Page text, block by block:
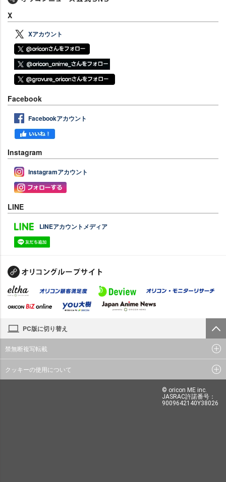
X
Xアカウント
Facebook
Facebookアカウント
Instagram
Instagramアカウント
LINE
LINEアカウントメディア
PC版に切り替え
禁無断複写転載
クッキーの使用について
© oricon ME inc.
JASRAC許諾番号：
9009642140Y38026